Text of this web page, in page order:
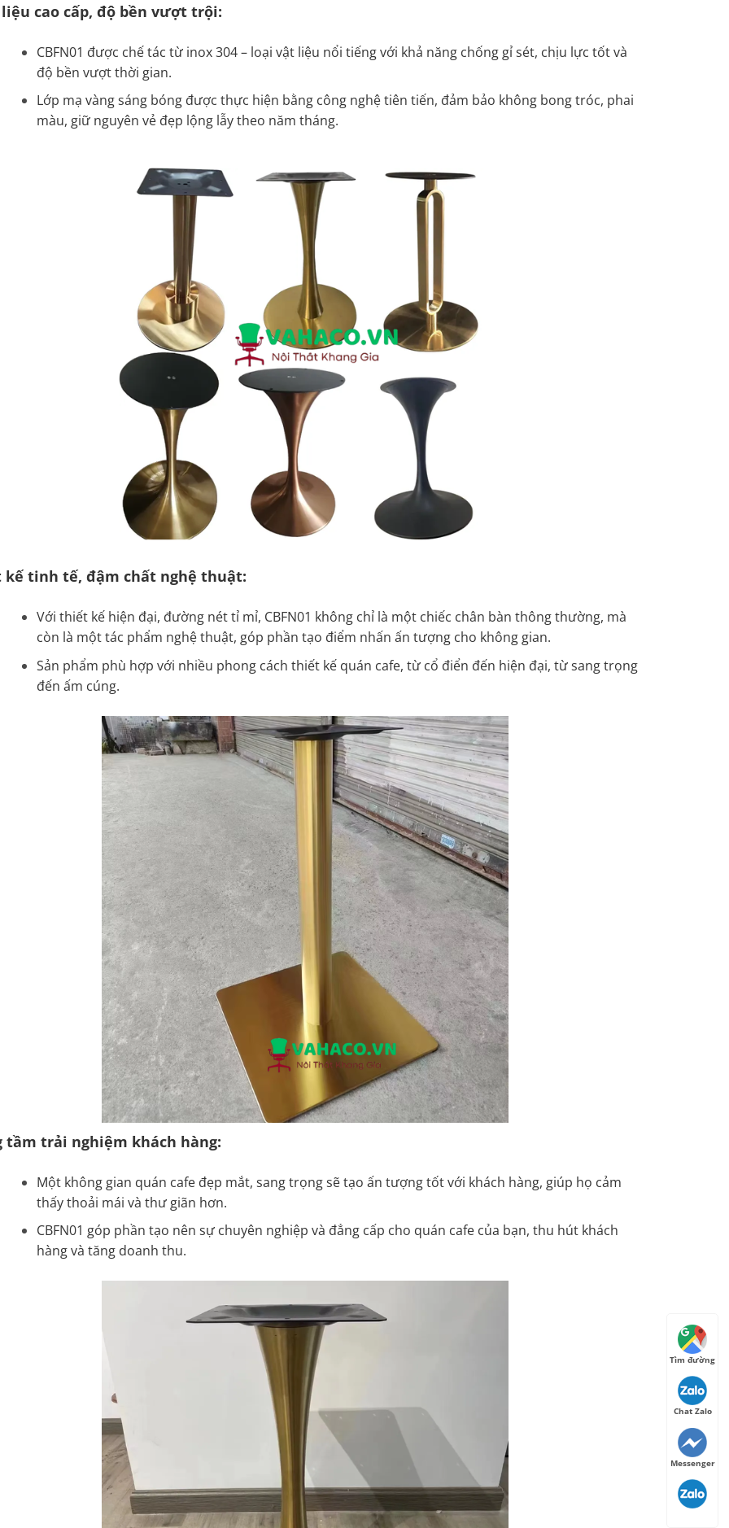
cao cấp, độ bền vượt trội:
CBFN01 được chế tác từ inox 304 – loại vật liệu nổi tiếng với khả năng chống gỉ sét, chịu lực tốt và
độ bền vượt thời gian.
Lớp mạ vàng sáng bóng được thực hiện bằng công nghệ tiên tiến, đảm bảo không bong tróc, phai
màu, giữ nguyên vẻ đẹp lộng lẫy theo năm tháng.
kế tinh tế, đậm chất nghệ thuật:
Với thiết kế hiện đại, đường nét tỉ mỉ, CBFN01 không chỉ là một chiếc chân bàn thông thường, mà
còn là một tác phẩm nghệ thuật, góp phần tạo điểm nhấn ấn tượng cho không gian.
Sản phẩm phù hợp với nhiều phong cách thiết kế quán cafe, từ cổ điển đến hiện đại, từ sang trọng
đến ấm cúng.
tầm trải nghiệm khách hàng:
Một không gian quán cafe đẹp mắt, sang trọng sẽ tạo ấn tượng tốt với khách hàng, giúp họ cảm
thấy thoải mái và thư giãn hơn.
CBFN01 góp phần tạo nên sự chuyên nghiệp và đẳng cấp cho quán cafe của bạn, thu hút khách
hàng và tăng doanh thu.
Tìm đường
Chat Zalo
Messenger